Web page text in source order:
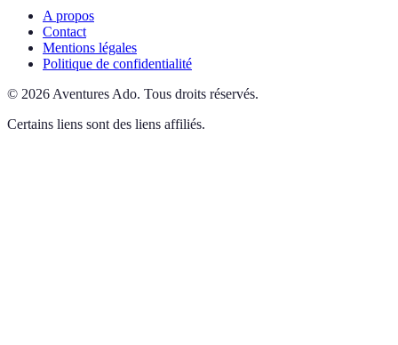
A propos
Contact
Mentions légales
Politique de confidentialité
© 2026 Aventures Ado. Tous droits réservés.
Certains liens sont des liens affiliés.